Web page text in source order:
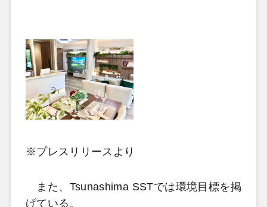
※プレスリリースより
また、Tsunashima SSTでは環境目標を掲
げている。